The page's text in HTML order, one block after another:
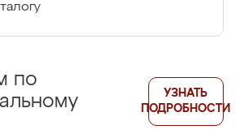
по
УЗНАТЬ
ПОДРОБНОСТИ